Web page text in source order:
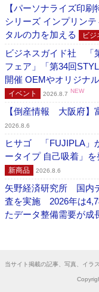
【パーソナライズ印
シリーズ インプリン
タルの力を加える
ビジ
ビジネスガイド社 「
フェア」「第34回
開催 OEMやオリジナ
イベント 2026.8.7 NEW
【倒産情報 大阪府
2026.8.6
ヒサゴ 「FUJIPLA」
ータイプ 自己吸着」
新商品 2026.8.6
矢野経済研究所 国内
査を実施 2026年は
たデータ整備需要が成
当サイト掲載の記事、写真、イラ